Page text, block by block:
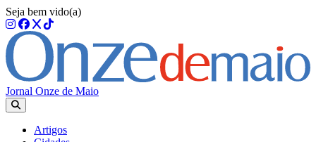
Seja bem vido(a)
Jornal Onze de Maio
Artigos